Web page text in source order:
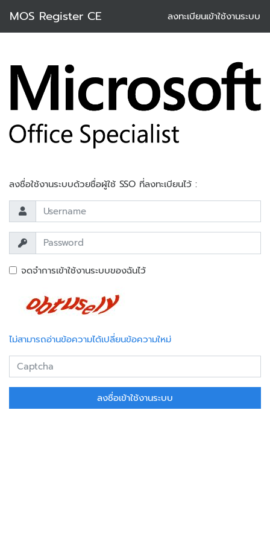
MOS Register CE ลงทะเบียนเข้าใช้งานระบบ
ลงชื่อใช้งานระบบด้วยชื่อผู้ใช้ SSO ที่ลงทะเบียนไว้ :
จดจำการเข้าใช้งานระบบของฉันไว้
ไม่สามารถอ่านข้อความได้เปลี่ยนข้อความใหม่